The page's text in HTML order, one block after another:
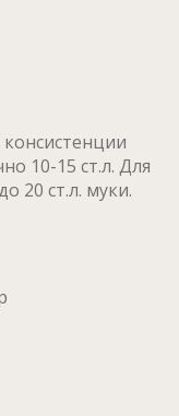
10-15 ст.л. Для
20 ст.л. муки.